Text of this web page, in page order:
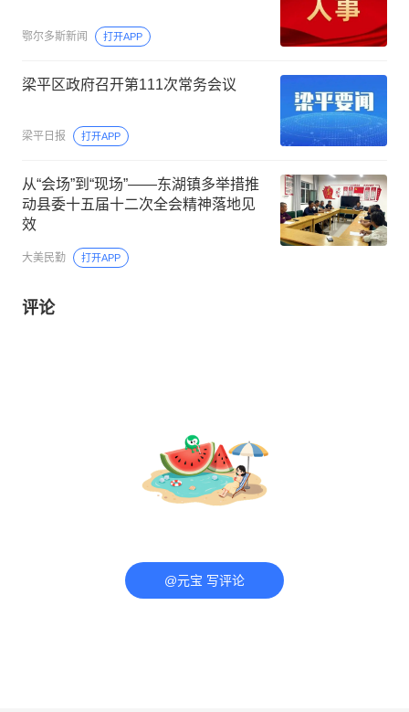
鄂尔多斯新闻 打开APP
梁平区政府召开第111次常务会议
梁平日报 打开APP
从“会场”到“现场”——东湖镇多举措推
动县委十五届十二次全会精神落地见
效
大美民勤 打开APP
评论
@元宝 写评论